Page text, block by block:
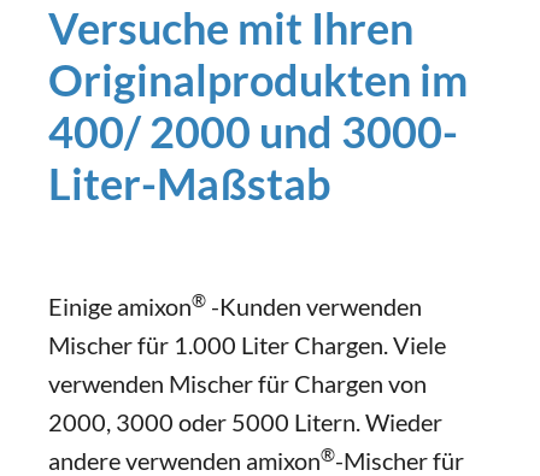
Versuche mit Ihren
Originalprodukten im
400/ 2000 und 3000-
Liter-Maßstab
Einige amixon® -Kunden verwenden
Mischer für 1.000 Liter Chargen. Viele
verwenden Mischer für Chargen von
2000, 3000 oder 5000 Litern. Wieder
andere verwenden amixon®-Mischer für